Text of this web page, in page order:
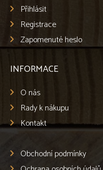
Přihlásit
Registrace
Zapomenuté heslo
INFORMACE
O nás
Rady k nákupu
Kontakt
Obchodní podmínky